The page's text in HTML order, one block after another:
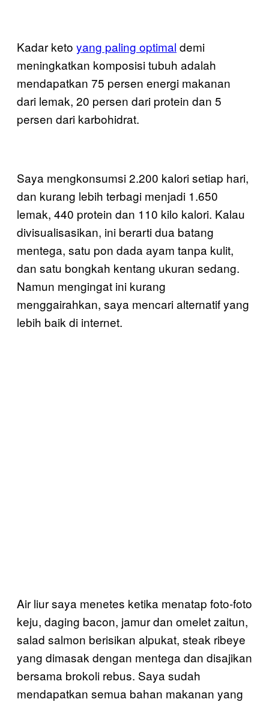
Kadar keto yang paling optimal demi
meningkatkan komposisi tubuh adalah
mendapatkan 75 persen energi makanan
dari lemak, 20 persen dari protein dan 5
persen dari karbohidrat.
Saya mengkonsumsi 2.200 kalori setiap hari,
dan kurang lebih terbagi menjadi 1.650
lemak, 440 protein dan 110 kilo kalori. Kalau
divisualisasikan, ini berarti dua batang
mentega, satu pon dada ayam tanpa kulit,
dan satu bongkah kentang ukuran sedang.
Namun mengingat ini kurang
menggairahkan, saya mencari alternatif yang
lebih baik di internet.
Air liur saya menetes ketika menatap foto-foto
keju, daging bacon, jamur dan omelet zaitun,
salad salmon berisikan alpukat, steak ribeye
yang dimasak dengan mentega dan disajikan
bersama brokoli rebus. Saya sudah
mendapatkan semua bahan makanan yang